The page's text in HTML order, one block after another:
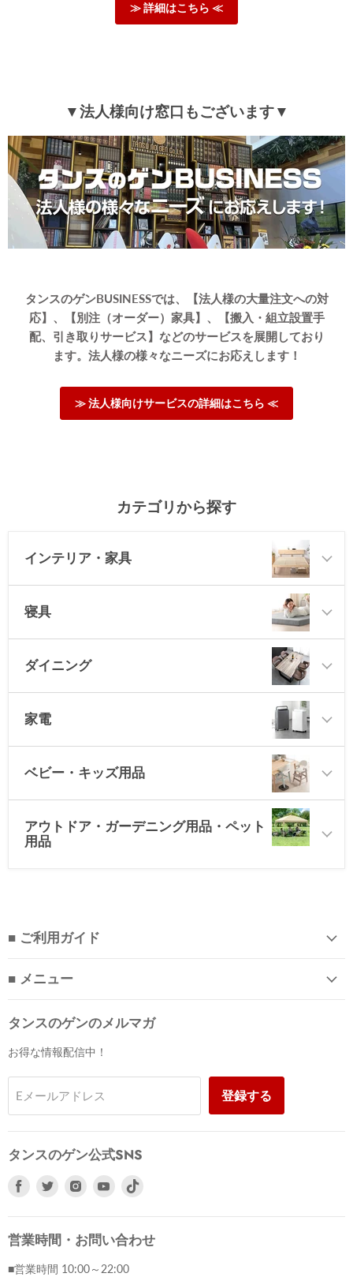
[受注番号] tansu-gen840248
いと思います。
次はキングサイズの購入を考えています。
もう少し柔らかめのおすすめがあればお伺いしたいです。
この度はタンスのゲンをご利用頂き誠にありがとうござい
ます。
★5満点レビューを頂き、大変嬉しく思います。
当店はやわらかめのマットレスもございますので、是非ご
覧いただければ幸いです。
≫ 詳細はこちら ≪
▼法人様向け窓口もございます▼
タンスのゲンBUSINESSでは、【法人様の大量注文への対
応】、【別注（オーダー）家具】、【搬入・組立設置手
配、引き取りサービス】などのサービスを展開しており
ます。法人様の様々なニーズにお応えします！
≫ 法人様向けサービスの詳細はこちら ≪
カテゴリから探す
インテリア・家具
寝具
ダイニング
家電
ベビー・キッズ用品
アウトドア・ガーデニング用品・ペット
用品
■ ご利用ガイド
■ メニュー
タンスのゲンのメルマガ
お得な情報配信中！
Eメールアドレス 登録する
タンスのゲン公式SNS
Facebook
つ
て
Twitter
つ
て
Instagram
つ
て
Youtube
つ
て
営業時間・お問い合わせ
■営業時間 10:00～22:00